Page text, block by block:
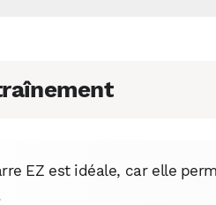
EZ est idéale, car elle